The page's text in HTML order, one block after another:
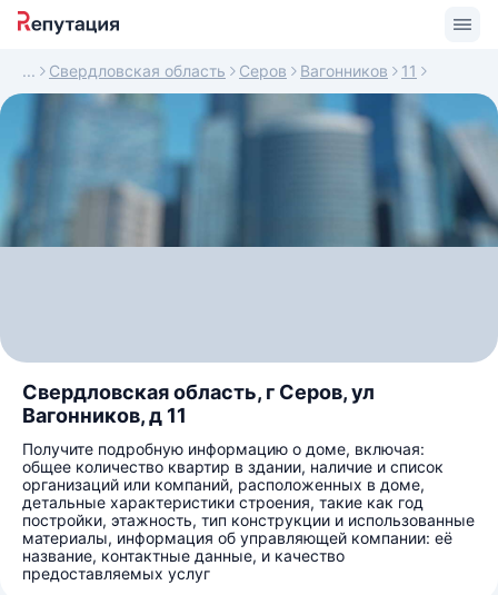
Свердловская область Серов Вагонников 11
Свердловская область, г Серов, ул
Вагонников, д 11
Получите подробную информацию о доме, включая:
общее количество квартир в здании, наличие и список
организаций или компаний, расположенных в доме,
детальные характеристики строения, такие как год
постройки, этажность, тип конструкции и использованные
материалы, информация об управляющей компании: её
название, контактные данные, и качество
предоставляемых услуг